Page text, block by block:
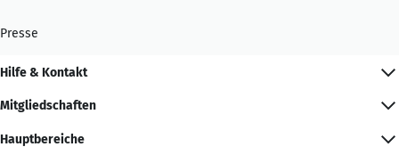
Presse
Hilfe & Kontakt
Mitgliedschaften
Hauptbereiche